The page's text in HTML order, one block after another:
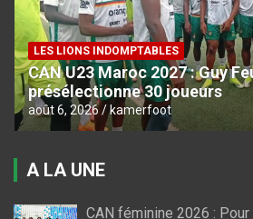
LES LIONS INDOMPTABLES
CAN U23 Maroc 2027 : Guy
présélectionne 30 joueurs
août 6, 2026 kamerfoot
A LA UNE
CAN féminine 2026 :